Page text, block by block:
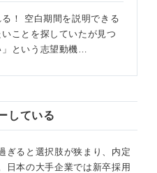
！ 空白期間を説明できる
ことを探していたが見つ
という志望動機…
している
ぎると選択肢が狭まり、内定
日本の大手企業では新卒採用